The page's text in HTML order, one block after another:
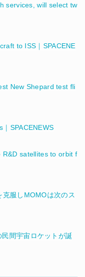
services, will select tw
to ISS｜SPACENE
New Shepard test fli
SPACENEWS
satellites to orbit f
服しMOMOは次のス
間宇宙ロケットが誕